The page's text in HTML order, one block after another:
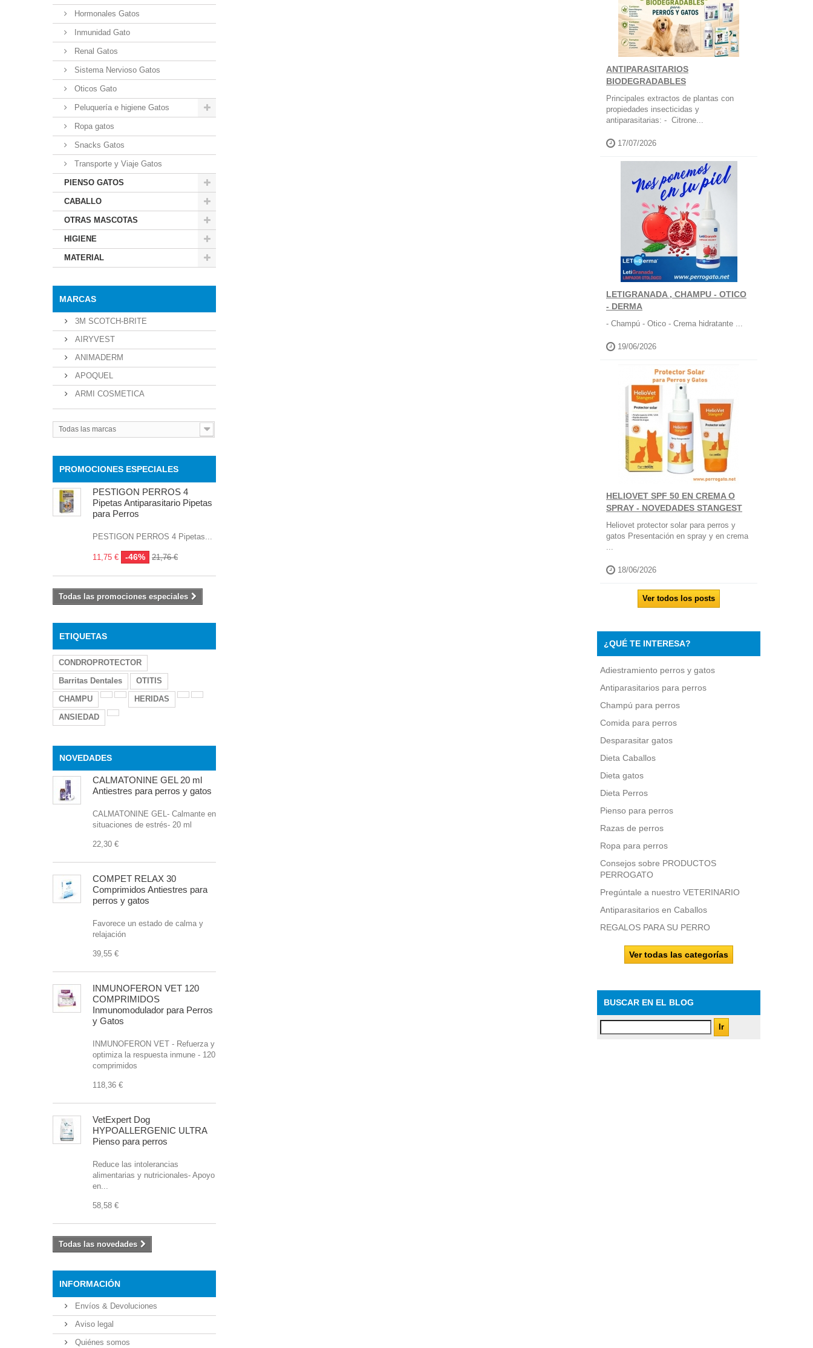
Hormonales Gatos
Inmunidad Gato
Renal Gatos
Sistema Nervioso Gatos
Oticos Gato
Peluquería e higiene Gatos
Ropa gatos
Snacks Gatos
Transporte y Viaje Gatos
PIENSO GATOS
CABALLO
OTRAS MASCOTAS
HIGIENE
MATERIAL
MARCAS
3M SCOTCH-BRITE
AIRYVEST
ANIMADERM
APOQUEL
ARMI COSMETICA
Todas las marcas
PROMOCIONES ESPECIALES
PESTIGON PERROS 4
Pipetas Antiparasitario Pipetas
para Perros
PESTIGON PERROS 4 Pipetas...
11,75 € -46% 21,76 €
Todas las promociones especiales
ETIQUETAS
CONDROPROTECTOR
Barritas Dentales
OTITIS
CHAMPU
HERIDAS
ANSIEDAD
NOVEDADES
CALMATONINE GEL 20 ml
Antiestres para perros y gatos
CALMATONINE GEL- Calmante en
situaciones de estrés- 20 ml
22,30 €
COMPET RELAX 30
Comprimidos Antiestres para
perros y gatos
Favorece un estado de calma y
relajación
39,55 €
INMUNOFERON VET 120
COMPRIMIDOS
Inmunomodulador para Perros
y Gatos
INMUNOFERON VET - Refuerza y
optimiza la respuesta inmune - 120
comprimidos
118,36 €
VetExpert Dog
HYPOALLERGENIC ULTRA
Pienso para perros
Reduce las intolerancias
alimentarias y nutricionales- Apoyo
en...
58,58 €
Todas las novedades
INFORMACIÓN
Envíos & Devoluciones
Aviso legal
Quiénes somos
ANTIPARASITARIOS
BIODEGRADABLES
Principales extractos de plantas con
propiedades insecticidas y
antiparasitarias: - Citrone...
17/07/2026
LETIGRANADA , CHAMPU - OTICO
- DERMA
- Champú - Otico - Crema hidratante ...
19/06/2026
HELIOVET SPF 50 EN CREMA O
SPRAY - NOVEDADES STANGEST
Heliovet protector solar para perros y
gatos Presentación en spray y en crema
...
18/06/2026
Ver todos los posts
¿QUÉ TE INTERESA?
Adiestramiento perros y gatos
Antiparasitarios para perros
Champú para perros
Comida para perros
Desparasitar gatos
Dieta Caballos
Dieta gatos
Dieta Perros
Pienso para perros
Razas de perros
Ropa para perros
Consejos sobre PRODUCTOS
PERROGATO
Pregúntale a nuestro VETERINARIO
Antiparasitarios en Caballos
REGALOS PARA SU PERRO
Ver todas las categorías
BUSCAR EN EL BLOG